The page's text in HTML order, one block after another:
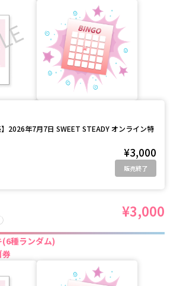
】2026年7月7日 SWEET STEADY オンライン特
¥3,000
販売終了
¥3,000
種ランダム)